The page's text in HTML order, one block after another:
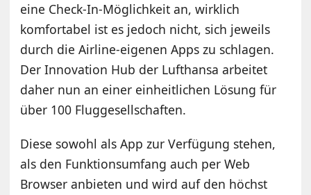
eine Check-In-Möglichkeit an, wirklich
komfortabel ist es jedoch nicht, sich jeweils
durch die Airline-eigenen Apps zu schlagen.
Der Innovation Hub der Lufthansa arbeitet
daher nun an einer einheitlichen Lösung für
über 100 Fluggesellschaften.
Diese sowohl als App zur Verfügung stehen,
als den Funktionsumfang auch per Web
Browser anbieten und wird auf den höchst